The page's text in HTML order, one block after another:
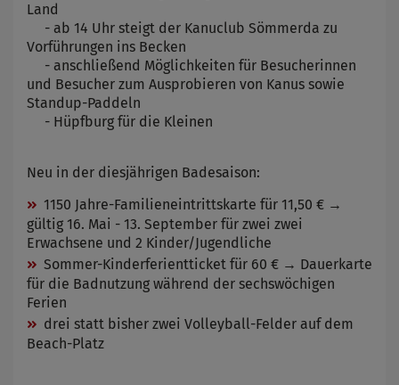
Land
- ab 14 Uhr steigt der Kanuclub Sömmerda zu
Vorführungen ins Becken
- anschließend Möglichkeiten für Besucherinnen
und Besucher zum Ausprobieren von Kanus sowie
Standup-Paddeln
- Hüpfburg für die Kleinen
Neu in der diesjährigen Badesaison:
1150 Jahre-Familieneintrittskarte für 11,50 € →
gültig 16. Mai - 13. September für zwei zwei
Erwachsene und 2 Kinder/Jugendliche
Sommer-Kinderferientticket für 60 € → Dauerkarte
für die Badnutzung während der sechswöchigen
Ferien
drei statt bisher zwei Volleyball-Felder auf dem
Beach-Platz